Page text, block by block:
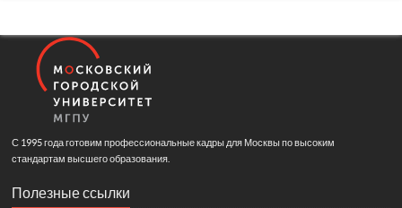
С 1995 года готовим профессиональные кадры для Москвы по высоким
стандартам высшего образования.
Полезные ссылки